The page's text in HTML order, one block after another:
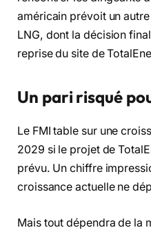
américain prévoit un
LNG, dont la décision
reprise du site de
Un pari risqué
Le FMI table sur une
2029 si le projet de
prévu. Un chiffre
croissance actuelle ne
Mais tout dépendra de la